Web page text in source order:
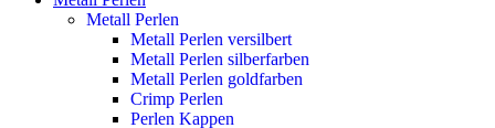
Metall Perlen
Metall Perlen versilbert
Metall Perlen silberfarben
Metall Perlen goldfarben
Crimp Perlen
Perlen Kappen